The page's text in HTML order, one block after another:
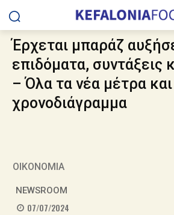
Έρχεται μπαράζ
επιδόματα, συντάξεις
– Όλα τα νέα μέτρα
χρονοδιάγραμμα
ΟΙΚΟΝΟΜΙΑ
NEWSROOM
07/07/2024